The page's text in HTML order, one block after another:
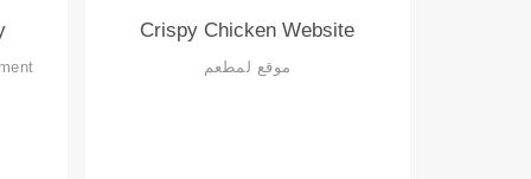
Crispy Chicken Website
موقع لمطعم